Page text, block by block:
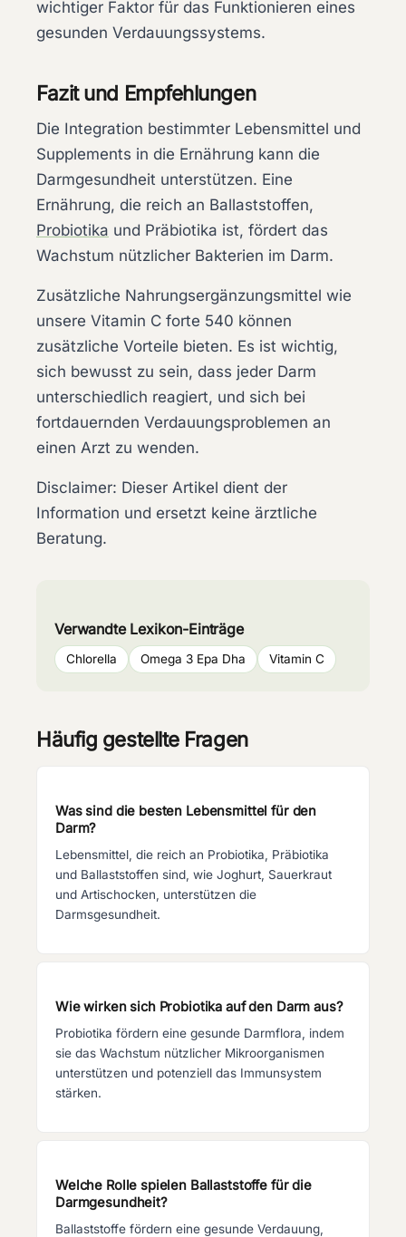
wichtiger Faktor für das Funktionieren eines
gesunden Verdauungssystems.
Fazit und Empfehlungen
Die Integration bestimmter Lebensmittel und
Supplements in die Ernährung kann die
Darmgesundheit unterstützen. Eine
Ernährung, die reich an Ballaststoffen,
Probiotika und Präbiotika ist, fördert das
Wachstum nützlicher Bakterien im Darm.
Zusätzliche Nahrungsergänzungsmittel wie
unsere Vitamin C forte 540 können
zusätzliche Vorteile bieten. Es ist wichtig,
sich bewusst zu sein, dass jeder Darm
unterschiedlich reagiert, und sich bei
fortdauernden Verdauungsproblemen an
einen Arzt zu wenden.
Disclaimer: Dieser Artikel dient der
Information und ersetzt keine ärztliche
Beratung.
Verwandte Lexikon-Einträge
Chlorella Omega 3 Epa Dha Vitamin C
Häufig gestellte Fragen
Was sind die besten Lebensmittel für den
Darm?
Lebensmittel, die reich an Probiotika, Präbiotika
und Ballaststoffen sind, wie Joghurt, Sauerkraut
und Artischocken, unterstützen die
Darmsgesundheit.
Wie wirken sich Probiotika auf den Darm aus?
Probiotika fördern eine gesunde Darmflora, indem
sie das Wachstum nützlicher Mikroorganismen
unterstützen und potenziell das Immunsystem
stärken.
Welche Rolle spielen Ballaststoffe für die
Darmgesundheit?
Ballaststoffe fördern eine gesunde Verdauung,